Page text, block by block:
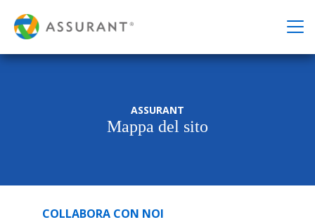
ASSURANT
Mappa del sito
COLLABORA CON NOI